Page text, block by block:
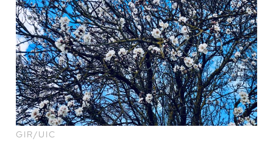
GIR/UIC